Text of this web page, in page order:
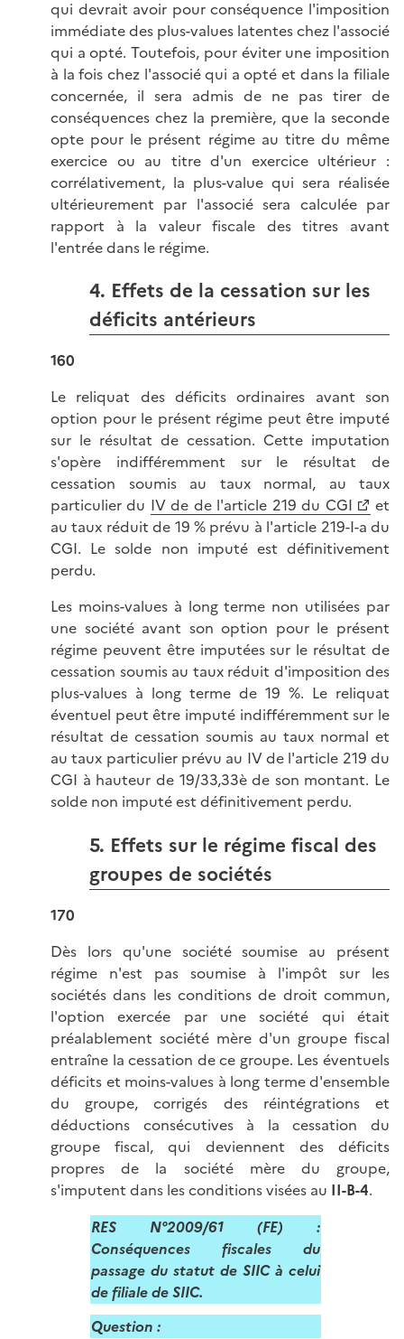
qui devrait avoir pour conséquence l'imposition
immédiate des plus-values latentes chez l'associé
qui a opté. Toutefois, pour éviter une imposition
à la fois chez l'associé qui a opté et dans la filiale
concernée, il sera admis de ne pas tirer de
conséquences chez la première, que la seconde
opte pour le présent régime au titre du même
exercice ou au titre d'un exercice ultérieur :
corrélativement, la plus-value qui sera réalisée
ultérieurement par l'associé sera calculée par
rapport à la valeur fiscale des titres avant
l'entrée dans le régime.
4. Effets de la cessation sur les
déficits antérieurs
160
Le reliquat des déficits ordinaires avant son
option pour le présent régime peut être imputé
sur le résultat de cessation. Cette imputation
s'opère indifféremment sur le résultat de
cessation soumis au taux normal, au taux
particulier du IV de de l'article 219 du CGI
et
au taux réduit de 19 % prévu à l'article 219-I-a du
CGI. Le solde non imputé est définitivement
perdu.
Les moins-values à long terme non utilisées par
une société avant son option pour le présent
régime peuvent être imputées sur le résultat de
cessation soumis au taux réduit d'imposition des
plus-values à long terme de 19 %. Le reliquat
éventuel peut être imputé indifféremment sur le
résultat de cessation soumis au taux normal et
au taux particulier prévu au IV de l'article 219 du
CGI à hauteur de 19/33,33è de son montant. Le
solde non imputé est définitivement perdu.
5. Effets sur le régime fiscal des
groupes de sociétés
170
Dès lors qu'une société soumise au présent
régime n'est pas soumise à l'impôt sur les
sociétés dans les conditions de droit commun,
l'option exercée par une société qui était
préalablement société mère d'un groupe fiscal
entraîne la cessation de ce groupe. Les éventuels
déficits et moins-values à long terme d'ensemble
du groupe, corrigés des réintégrations et
déductions consécutives à la cessation du
groupe fiscal, qui deviennent des déficits
propres de la société mère du groupe,
s'imputent dans les conditions visées au II-B-4.
RES N°2009/61 (FE) :
Conséquences fiscales du
passage du statut de SIIC à celui
de filiale de SIIC.
Question :